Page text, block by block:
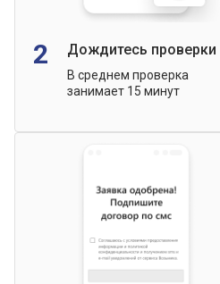
2 Дождитесь проверки
В среднем проверка
занимает 15 минут